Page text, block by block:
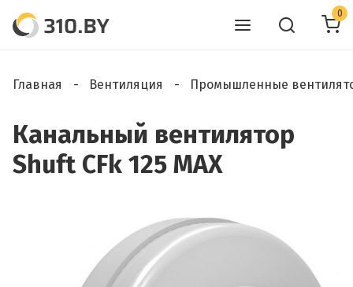
0
Главная Вентиляция Промышленные
Канальный вентилятор
Shuft CFk 125 MAX